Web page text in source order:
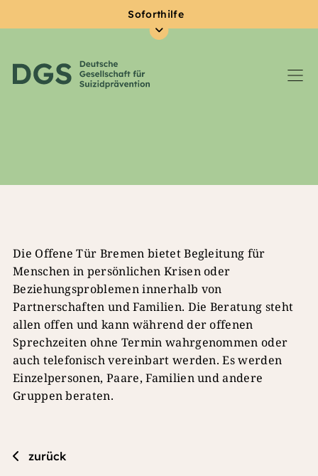
Soforthilfe
Die Offene Tür Bremen bietet Begleitung für
Menschen in persönlichen Krisen oder
Beziehungsproblemen innerhalb von
Partnerschaften und Familien. Die Beratung steht
allen offen und kann während der offenen
Sprechzeiten ohne Termin wahrgenommen oder
auch telefonisch vereinbart werden. Es werden
Einzelpersonen, Paare, Familien und andere
Gruppen beraten.
zurück